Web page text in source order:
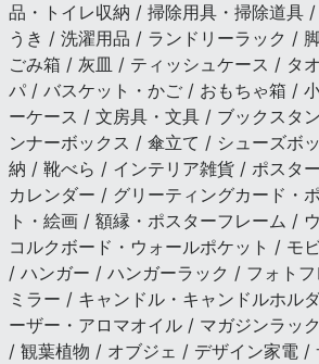
品・トイレ収納 / 掃除用具・掃除道具
うき / 洗濯用品 / ランドリーラック /
ごみ箱 / 灰皿 / ティッシュケース / タ
パ / バスケット・かご / おもちゃ箱 /
ーケース / 文房具・文具 / ブックスタ
ンナーボックス / 傘立て / シューズボ
納 / 靴べら / インテリア雑貨 / ポスタ
カレンダー / グリーティングカード・
ト・絵画 / 額縁・ポスターフレーム /
コルクボード・ウォールポケット / モ
/ ハンガー / ハンガーラック / フォト
ミラー / キャンドル・キャンドルホル
ーザー・アロマオイル / マガジンラッ
/ 観葉植物 / オブジェ / デザイン家電 /